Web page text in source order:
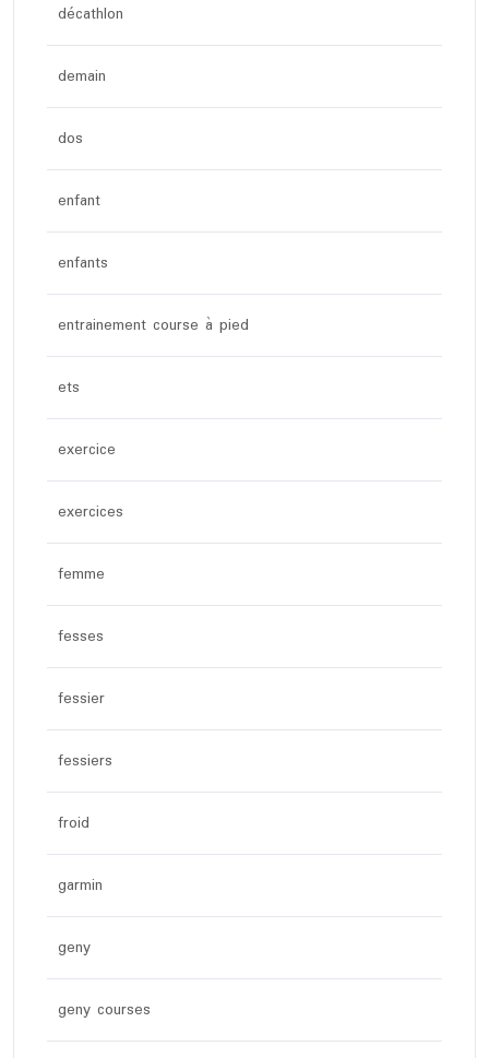
décathlon
demain
dos
enfant
enfants
entrainement course à pied
ets
exercice
exercices
femme
fesses
fessier
fessiers
froid
garmin
geny
geny courses